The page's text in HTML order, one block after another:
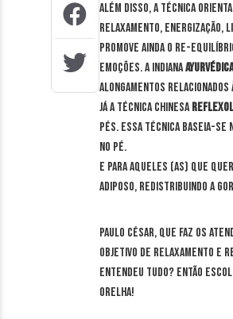
Além disso, a técnica
relaxamento, energização,
promove ainda o re-
emoções. A indianaAyurvédica
alongamentos relacionados
Já a técnica chinesa
pés. Essa técnica baseia-
no pé.
E para aqueles (as) que
adiposo, redistribuindo a
Paulo César, que faz os
objetivo de relaxamento e
Entendeu tudo? Então
orelha!